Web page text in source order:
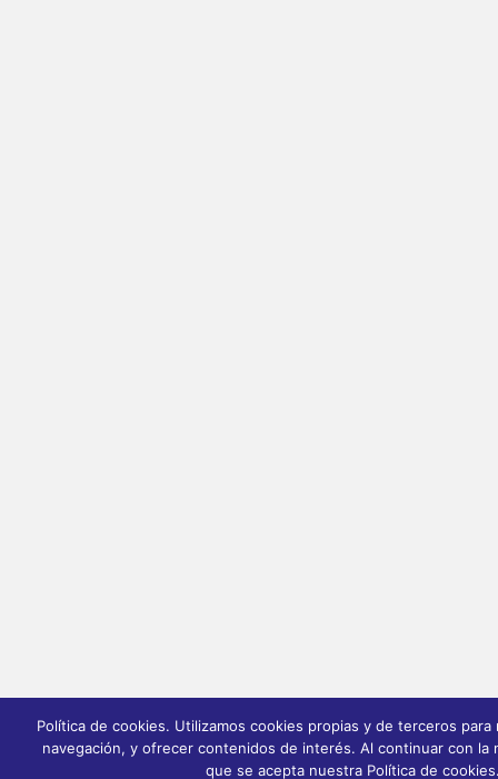
Política de cookies. Utilizamos cookies propias y de terceros para
navegación, y ofrecer contenidos de interés. Al continuar con la
que se acepta nuestra Política de